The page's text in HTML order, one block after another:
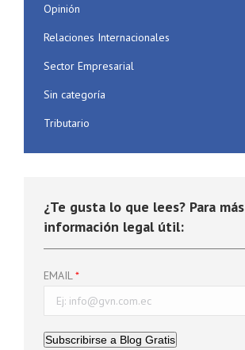
Opinión
Relaciones Internacionales
Sector Empresarial
Sin categoría
Tributario
¿Te gusta lo que lees? Para más
información legal útil:
EMAIL
Subscribirse a Blog Gratis